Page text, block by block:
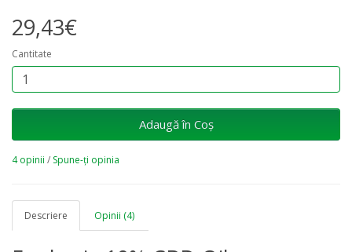
29,43€
Cantitate
Adaugă în Coş
4 opinii / Spune-ţi opinia
Descriere Opinii (4)